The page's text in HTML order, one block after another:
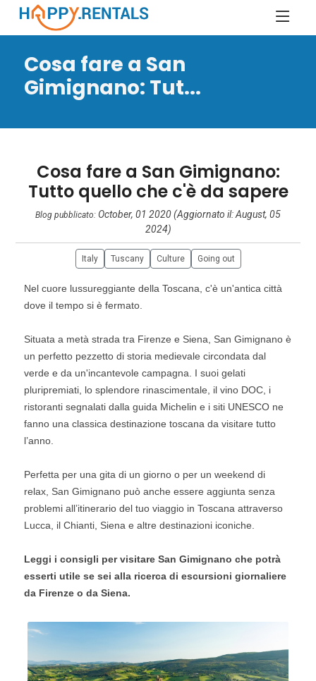
Cosa fare a San
Gimignano: Tut...
Cosa fare a San Gimignano:
Tutto quello che c'è da sapere
Blog pubblicato: October, 01 2020 (Aggiornato il: August, 05
2024)
Italy Tuscany Culture Going out
Nel cuore lussureggiante della Toscana, c'è un'antica città
dove il tempo si è fermato.
Situata a metà strada tra Firenze e Siena, San Gimignano è
un perfetto pezzetto di storia medievale circondata dal
verde e da un'incantevole campagna. I suoi gelati
pluripremiati, lo splendore rinascimentale, il vino DOC, i
ristoranti segnalati dalla guida Michelin e i siti UNESCO ne
fanno una classica destinazione toscana da visitare tutto
l’anno.
Perfetta per una gita di un giorno o per un weekend di
relax, San Gimignano può anche essere aggiunta senza
problemi all’itinerario del tuo viaggio in Toscana attraverso
Lucca, il Chianti, Siena e altre destinazioni iconiche.
Leggi i consigli per visitare San Gimignano che potrà
esserti utile se sei alla ricerca di escursioni giornaliere
da Firenze o da Siena.